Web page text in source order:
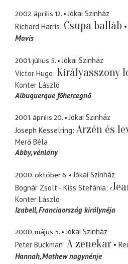
2002. április 12.
Jókai Szinház
Richard Harris Csupa balláb
Mavis
2001. július 5.
Jókai Szinház
Victor Hugo Királyasszony
Konter László
Albuquerque főhercegnő
2001. április 20.
Jókai Szinház
Joseph Kesselring Arzén és
Merő Béla
Abby vénlány
2000. október 6.
Jókai Szinház
Bognár Zsolt - Kiss Stefánia
Konter László
Izabell Franciaország királynéja
2000. május 5.
Jókai Szinház
Peter Buckman A zenekar
Hannah Mathew nagynénje